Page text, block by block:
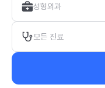
성형외과
모든 진료